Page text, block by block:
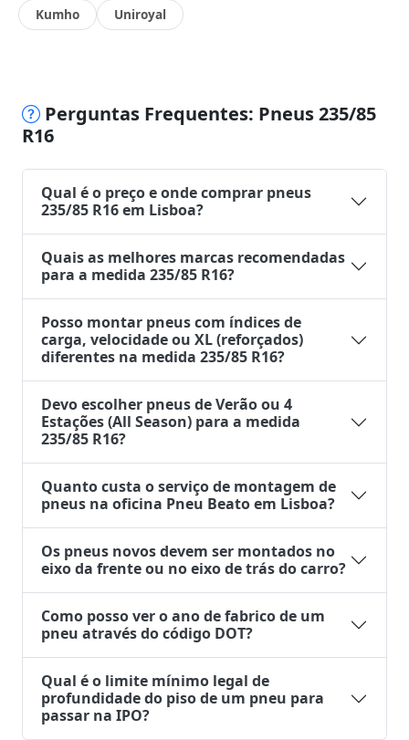
Kumho Uniroyal
Perguntas Frequentes: Pneus 235/85
R16
Qual é o preço e onde comprar pneus
235/85 R16 em Lisboa?
Quais as melhores marcas recomendadas
para a medida 235/85 R16?
Posso montar pneus com índices de
carga, velocidade ou XL (reforçados)
diferentes na medida 235/85 R16?
Devo escolher pneus de Verão ou 4
Estações (All Season) para a medida
235/85 R16?
Quanto custa o serviço de montagem de
pneus na oficina Pneu Beato em Lisboa?
Os pneus novos devem ser montados no
eixo da frente ou no eixo de trás do carro?
Como posso ver o ano de fabrico de um
pneu através do código DOT?
Qual é o limite mínimo legal de
profundidade do piso de um pneu para
passar na IPO?